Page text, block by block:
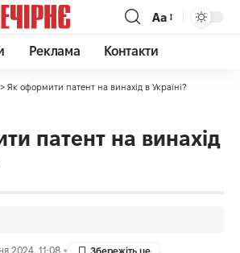
Аа
Реклама Контакти
> Як оформити патент на винахід в Україні?
патент на винахід
2024, 11:08